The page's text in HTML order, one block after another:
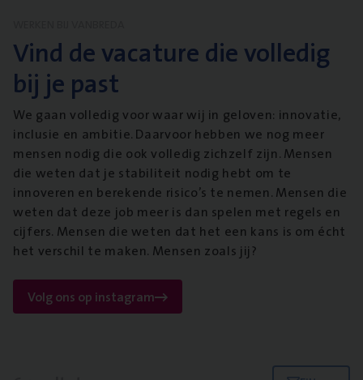
Vind de vacature die volledig
bij je past
We gaan volledig voor waar wij in geloven: innovatie,
inclusie en ambitie. Daarvoor hebben we nog meer
mensen nodig die ook volledig zichzelf zijn. Mensen
die weten dat je stabiliteit nodig hebt om te
innoveren en berekende risico’s te nemen. Mensen die
weten dat deze job meer is dan spelen met regels en
cijfers. Mensen die weten dat het een kans is om écht
het verschil te maken. Mensen zoals jij?
Volg ons op instagram